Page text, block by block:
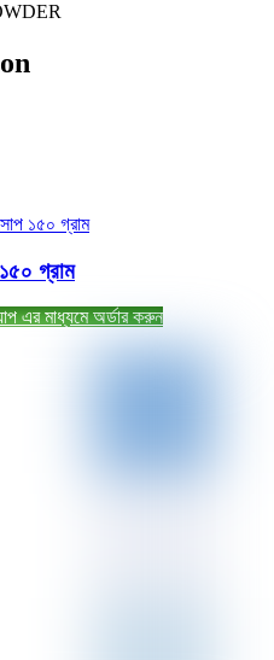
গ্রাম
এর মাধ্যমে অর্ডার করুন